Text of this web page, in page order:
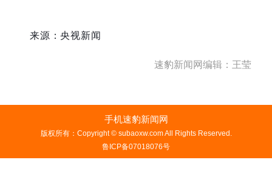
来源：央视新闻
速豹新闻网编辑：王莹
手机速豹新闻网
版权所有：Copyright © subaoxw.com All Rights Reserved.
鲁ICP备07018076号